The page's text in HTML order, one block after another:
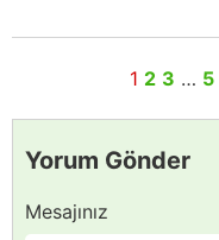
1 2 3 … 5
Yorum Gönder
Mesajınız